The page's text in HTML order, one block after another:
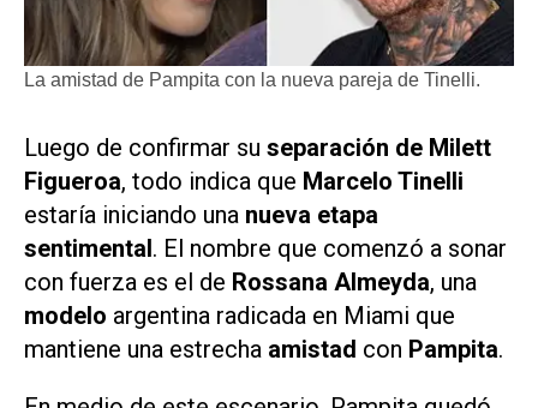
La amistad de Pampita con la nueva pareja de Tinelli.
Luego de confirmar su separación de Milett
Figueroa, todo indica que Marcelo Tinelli
estaría iniciando una nueva etapa
sentimental. El nombre que comenzó a sonar
con fuerza es el de Rossana Almeyda, una
modelo argentina radicada en Miami que
mantiene una estrecha amistad con Pampita.